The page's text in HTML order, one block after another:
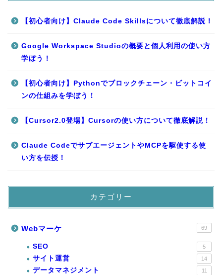
【初心者向け】Claude Code Skillsについて徹底解説！
Google Workspace Studioの概要と個人利用の使い方
学ぼう！
【初心者向け】Pythonでブロックチェーン・ビットコイ
ンの仕組みを学ぼう！
【Cursor2.0登場】Cursorの使い方について徹底解説！
Claude CodeでサブエージェントやMCPを駆使する使
い方を伝授！
カテゴリー
Webマーケ 69
SEO 5
サイト運営 14
データマネジメント 11